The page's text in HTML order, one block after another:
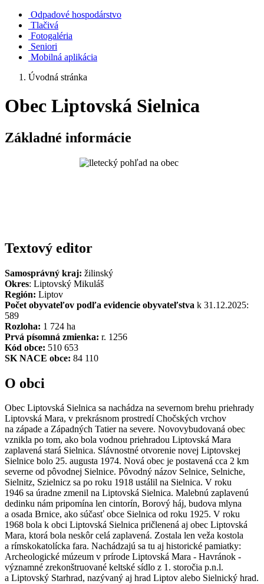
Odpadové hospodárstvo
Tlačivá
Fotogaléria
Seniori
Mobilná aplikácia
Úvodná stránka
Obec Liptovská Sielnica
Základné informácie
Textový editor
Samosprávný kraj: žilinský
Okres: Liptovský Mikuláš
Región: Liptov
Počet obyvateľov podľa evidencie obyvateľstva k 31.12.2025:
589
Rozloha: 1 724 ha
Prvá písomná zmienka: r. 1256
Kód obce: 510 653
SK NACE obce: 84 110
O obci
Obec Liptovská Sielnica sa nachádza na severnom brehu priehrady
Liptovská Mara, v prekrásnom prostredí Chočských vrchov
na západe a Západných Tatier na severe. Novovybudovaná obec
vznikla po tom, ako bola vodnou priehradou Liptovská Mara
zaplavená stará Sielnica. Slávnostné otvorenie novej Liptovskej
Sielnice bolo 25. augusta 1974. Nová obec je postavená cca 2 km
severne od pôvodnej Sielnice. Pôvodný názov Selnice, Selniche,
Sielnitz, Szielnicz sa po roku 1918 ustálil na Sielnica. V roku
1946 sa úradne zmenil na Liptovská Sielnica. Malebnú zaplavenú
dedinku nám pripomína len cintorín, Borový háj, budova mlyna
a osada Brnice, ako súčasť obce Sielnica od roku 1925. V roku
1968 bola k obci Liptovská Sielnica pričlenená aj obec Liptovská
Mara, ktorá bola neskôr celá zaplavená. Zostala len veža kostola
a rímskokatolícka fara. Nachádzajú sa tu aj historické pamiatky:
Archeologické múzeum v prírode Liptovská Mara - Havránok -
významné zrekonštruované keltské sídlo z 1. storočia p.n.l.
a Liptovský Starhrad, nazývaný aj hrad Liptov alebo Sielnický hrad.